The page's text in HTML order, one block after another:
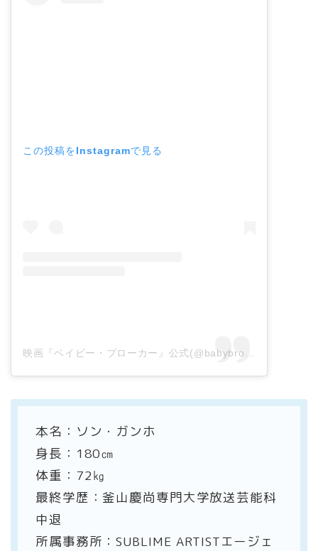
この投稿をInstagramで見る
本名：ソン・ガンホ
身長：180㎝
体重：72㎏
最終学歴：釜山慶尚専門大学放送芸能科
中退
所属事務所：SUBLIME ARTISTエージェ